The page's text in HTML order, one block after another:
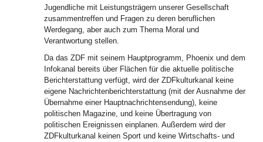
Jugendliche mit Leistungsträgern unserer Gesellschaft
zusammentreffen und Fragen zu deren beruflichen
Werdegang, aber auch zum Thema Moral und
Verantwortung stellen.
Da das ZDF mit seinem Hauptprogramm, Phoenix und dem
Infokanal bereits über Flächen für die aktuelle politische
Berichterstattung verfügt, wird der ZDFkulturkanal keine
eigene Nachrichtenberichterstattung (mit der Ausnahme der
Übernahme einer Hauptnachrichtensendung), keine
politischen Magazine, und keine Übertragung von
politischen Ereignissen einplanen. Außerdem wird der
ZDFkulturkanal keinen Sport und keine Wirtschafts- und